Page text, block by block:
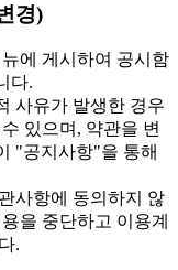
경)
에 게시하여 공시함
다.
사유가 발생한 경우
있으며, 약관을 변
"공지사항"을 통해
사항에 동의하지 않
을 중단하고 이용계
.